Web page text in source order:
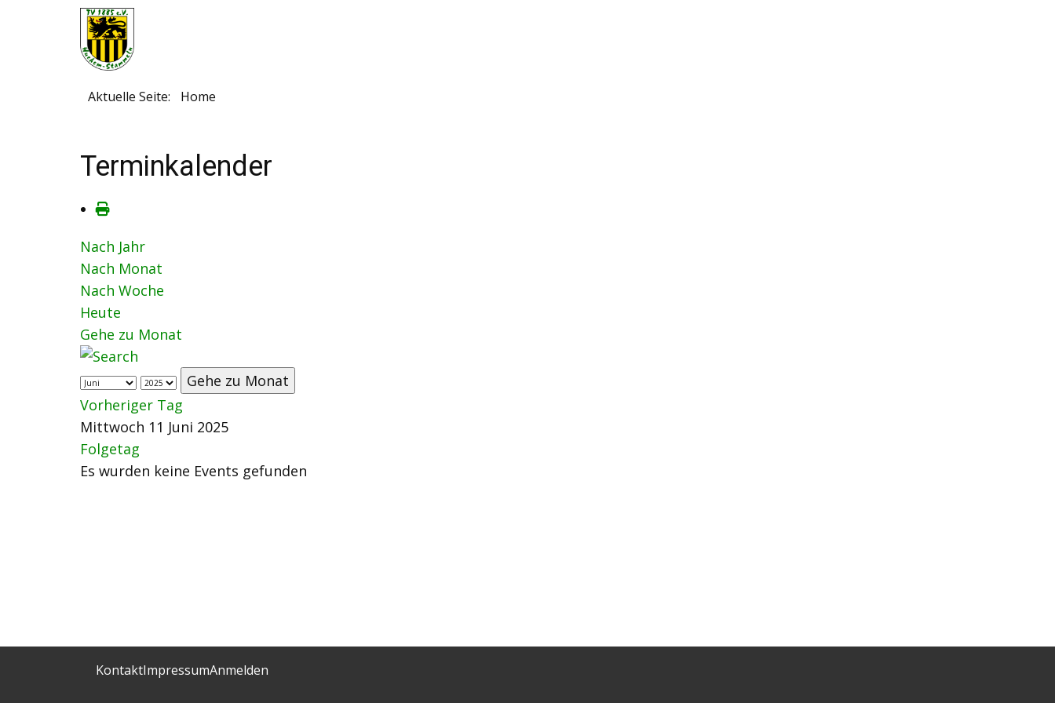
Aktuelle Seite: Home
Terminkalender
Nach Jahr
Nach Monat
Nach Woche
Heute
Gehe zu Monat
Gehe zu Monat
Vorheriger Tag
Mittwoch 11 Juni 2025
Folgetag
Es wurden keine Events gefunden
KontaktImpressumAnmelden